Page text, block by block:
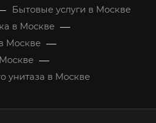
Бытовые услуги в Москве
в Москве —
Москве —
—
унитаза в Москве